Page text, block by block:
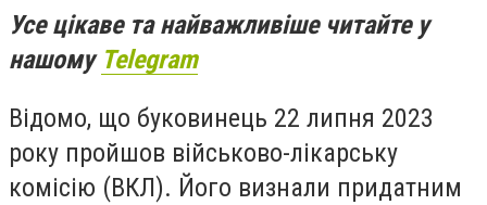
Усе цікаве та найважливіше читайте у
нашому Telegram
Відомо, що буковинець 22 липня 2023
року пройшов військово-лікарську
комісію (ВКЛ). Його визнали придатним